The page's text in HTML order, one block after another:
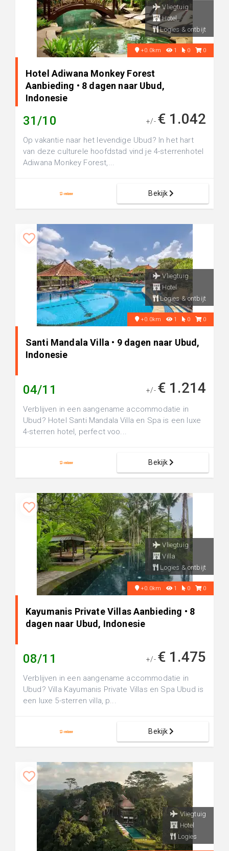
Vliegtuig
Hotel
Logies & ontbijt
+0.0km 1 0 0
Hotel Adiwana Monkey Forest
Aanbieding • 8 dagen naar Ubud,
Indonesie
31/10 +/- € 1.042
Op vakantie naar het levendige Ubud? In het hart
van deze culturele hoofdstad vind je 4-sterrenhotel
Adiwana Monkey Forest,...
Bekijk
Vliegtuig
Hotel
Logies & ontbijt
+0.0km 1 0 0
Santi Mandala Villa • 9 dagen naar Ubud,
Indonesie
04/11 +/- € 1.214
Verblijven in een aangename accommodatie in
Ubud? Hotel Santi Mandala Villa en Spa is een luxe
4-sterren hotel, perfect voo...
Bekijk
Vliegtuig
Villa
Logies & ontbijt
+0.0km 1 0 0
Kayumanis Private Villas Aanbieding • 8
dagen naar Ubud, Indonesie
08/11 +/- € 1.475
Verblijven in een aangename accommodatie in
Ubud? Villa Kayumanis Private Villas en Spa Ubud is
een luxe 5-sterren villa, p...
Bekijk
Vliegtuig
Hotel
Logies